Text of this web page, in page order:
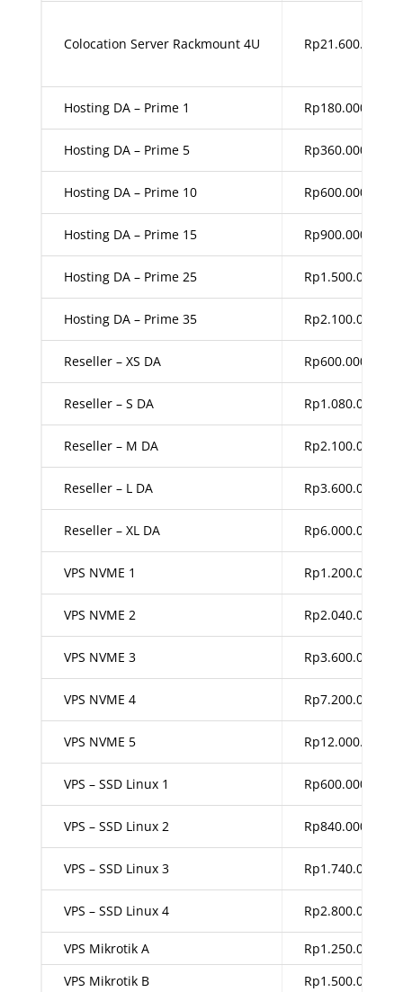
Colocation Server Rackmount 4U Rp21.600.000,00
Hosting DA – Prime 1 Rp180.000,00
Hosting DA – Prime 5 Rp360.000,00
Hosting DA – Prime 10 Rp600.000,00
Hosting DA – Prime 15 Rp900.000,00
Hosting DA – Prime 25 Rp1.500.000,00
Hosting DA – Prime 35 Rp2.100.000,00
Reseller – XS DA Rp600.000,00
Reseller – S DA Rp1.080.000,00
Reseller – M DA Rp2.100.000,00
Reseller – L DA Rp3.600.000,00
Reseller – XL DA Rp6.000.000,00
VPS NVME 1 Rp1.200.000,00
VPS NVME 2 Rp2.040.000,00
VPS NVME 3 Rp3.600.000,00
VPS NVME 4 Rp7.200.000,00
VPS NVME 5 Rp12.000.000,00
VPS – SSD Linux 1 Rp600.000,00
VPS – SSD Linux 2 Rp840.000,00
VPS – SSD Linux 3 Rp1.740.000,00
VPS – SSD Linux 4 Rp2.800.000,00
VPS Mikrotik A
Rp1.250.000,00
VPS Mikrotik B
Rp1.500.000,00